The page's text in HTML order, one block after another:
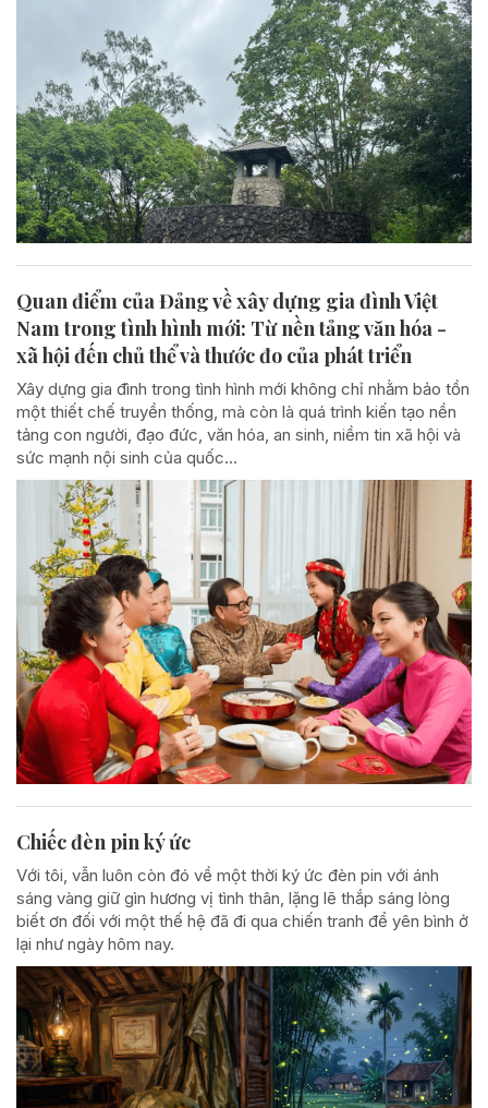
Quan điểm của Đảng về xây dựng gia đình Việt
Nam trong tình hình mới: Từ nền tảng văn hóa -
xã hội đến chủ thể và thước đo của phát triển
Xây dựng gia đình trong tình hình mới không chỉ nhằm bảo tồn
một thiết chế truyền thống, mà còn là quá trình kiến tạo nền
tảng con người, đạo đức, văn hóa, an sinh, niềm tin xã hội và
sức mạnh nội sinh của quốc...
Chiếc đèn pin ký ức
Với tôi, vẫn luôn còn đó về một thời ký ức đèn pin với ánh
sáng vàng giữ gìn hương vị tình thân, lặng lẽ thắp sáng lòng
biết ơn đối với một thế hệ đã đi qua chiến tranh để yên bình ở
lại như ngày hôm nay.